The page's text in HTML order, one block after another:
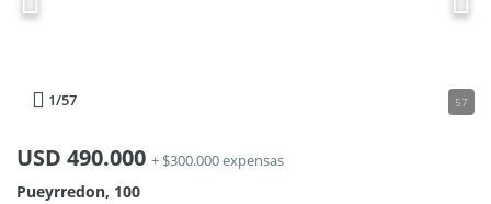
1/57 57
USD 490.000 + $300.000 expensas
Pueyrredon, 100